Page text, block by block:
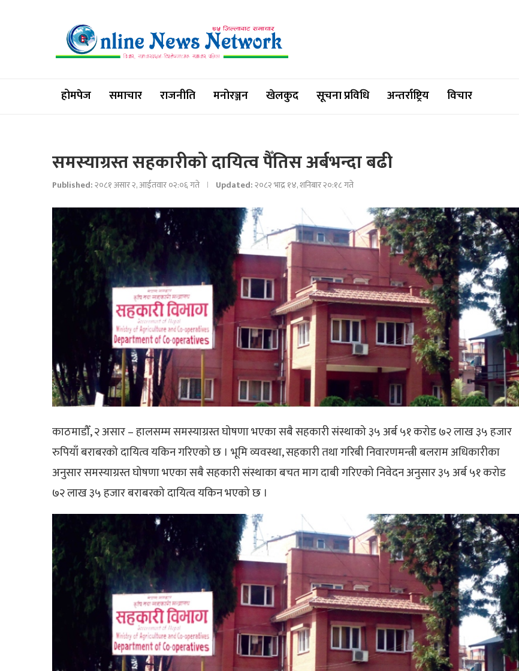
होमपेज समाचार राजनीति मनोरञ्जन खेलकुद सूचना प्रविधि अन्तर्राष्ट्रिय विचार
समस्याग्रस्त सहकारीको दायित्व पैँतिस अर्बभन्दा बढी
Published:२०८१ असार २, आईतवार ०२:०६ गते Updated:२०८२ भाद्र १४, शनिबार २०:१८ गते
काठमाडौँ, २ असार – हालसम्म समस्याग्रस्त घोषणा भएका सबै सहकारी संस्थाको ३५ अर्ब ५१ करोड ७२ लाख ३५ हजार
रुपियाँ बराबरको दायित्व यकिन गरिएको छ । भूमि व्यवस्था, सहकारी तथा गरिबी निवारणमन्त्री बलराम अधिकारीका
अनुसार समस्याग्रस्त घोषणा भएका सबै सहकारी संस्थाका बचत माग दाबी गरिएको निवेदन अनुसार ३५ अर्ब ५१ करोड
७२ लाख ३५ हजार बराबरको दायित्व यकिन भएको छ ।